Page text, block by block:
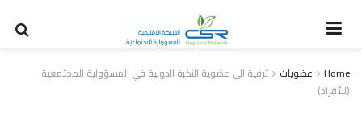
Home عضويات
ترقية الى عضوية النخبة الدولية في المسؤولية المجتمعية
(للأفراد)